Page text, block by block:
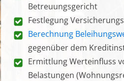
Betreuungsgericht
Festlegung
Berechnung
gegenüber dem
Ermittlung Werteinfluss
Belastungen